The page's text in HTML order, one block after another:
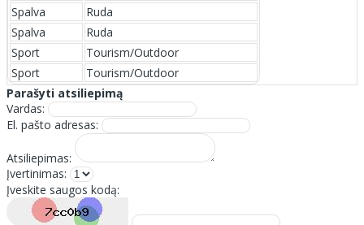
Spalva
Ruda
Spalva
Ruda
Sport
Tourism/Outdoor
Sport
Tourism/Outdoor
Parašyti atsiliepimą
Vardas:
El. pašto adresas:
Atsiliepimas:
Įvertinimas:
Įveskite saugos kodą: